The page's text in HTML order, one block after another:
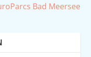
Bad Meersee